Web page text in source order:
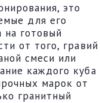
это
для его
на готовый
от того, гравий
смеси или
каждого куба
марок от
гранитный